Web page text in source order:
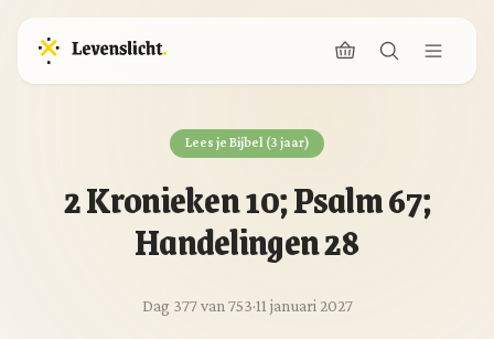
Lees je Bijbel (3 jaar)
2 Kronieken 10; Psalm 67;
Handelingen 28
Dag 377 van 753·11 januari 2027